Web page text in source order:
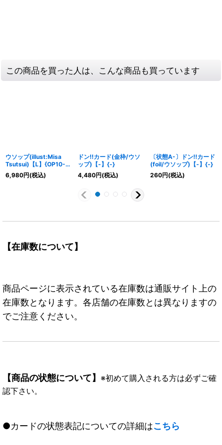
この商品を買った人は、こんな商品も買っています
ウソップ(illust:Misa
Tsutsui)【L】{OP10-
042}
6,980円(税込)
ドン!!カード(金枠/ウソ
ップ)【-】{-}
4,480円(税込)
〔状態A-〕ドン!!カード
(foil/ウソップ)【-】{-}
260円(税込)
【在庫数について】
商品ページに表示されている在庫数は通販サイト上の
在庫数となります。各店舗の在庫数とは異なりますの
でご注意ください。
【商品の状態について】 ※初めて購入される方は必ずご確
認下さい。
●カードの状態表記についての詳細はこちら